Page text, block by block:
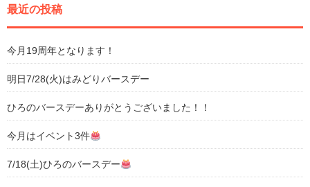
最近の投稿
今月19周年となります！
明日7/28(火)はみどりバースデー
ひろのバースデーありがとうございました！！
今月はイベント3件
7/18(土)ひろのバースデー